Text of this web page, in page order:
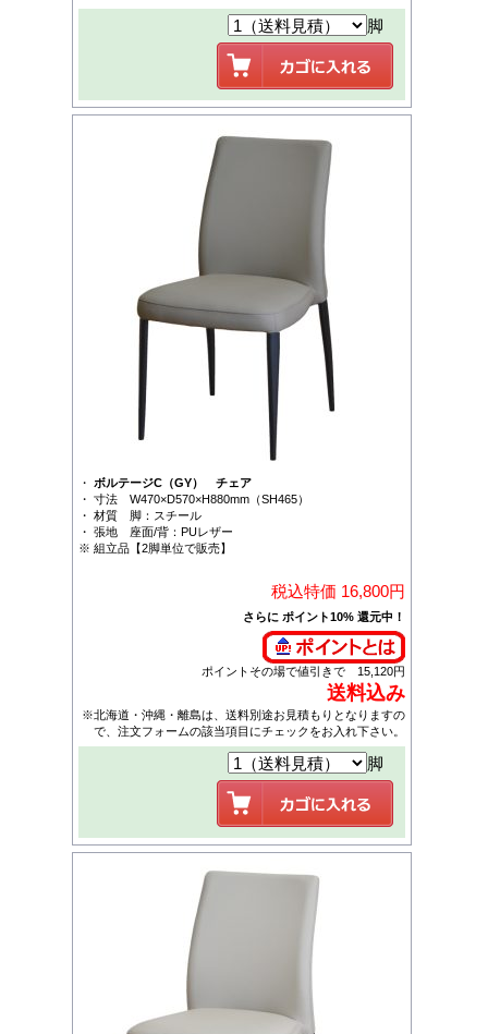
脚
・ ボルテージC（GY） チェア
・ 寸法 W470×D570×H880mm（SH465）
・ 材質 脚：スチール
・ 張地 座面/背：PUレザー
※ 組立品【2脚単位で販売】
税込特価 16,800円
さらに ポイント10% 還元中！
ポイントその場で値引きで 15,120円
送料込み
※北海道・沖縄・離島は、送料別途お見積もりとなりますの
で、注文フォームの該当項目にチェックをお入れ下さい。
脚